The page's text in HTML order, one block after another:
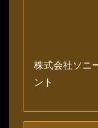
株式会社ソニ
ント